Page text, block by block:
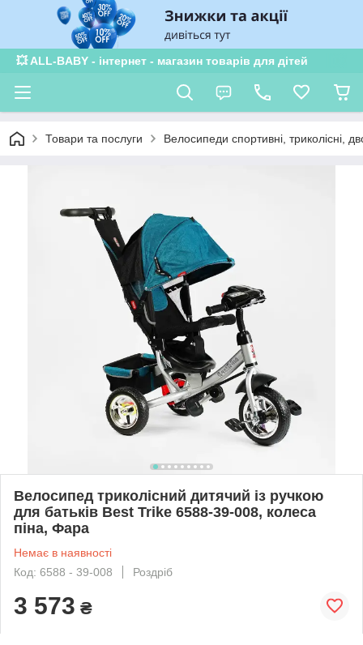
💥 ALL-BABY - інтернет - магазин товарів для дітей
Товари та послуги Велосипеди спортивні, триколісні,
Велосипед триколісний дитячий із ручкою
для батьків Best Trike 6588-39-008, колеса
піна, Фара
Немає в наявності
Код: 6588 - 39-008
Роздріб
3 573 ₴